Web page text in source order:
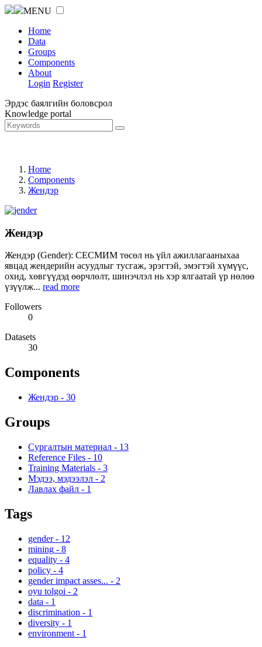
MENU
Home
Data
Groups
Components
About
Login Register
Эрдэс баялгийн боловсрол
Knowledge portal
Home
Components
Жендэр
Жендэр
Жендэр (Gender): СЕСМИМ төсөл нь үйл ажиллагааныхаа
явцад жендерийн асуудлыг тусгаж, эрэгтэй, эмэгтэй хүмүүс,
охид, хөвгүүдэд өөрчлөлт, шинэчлэл нь хэр ялгаатай үр нөлөө
үзүүлж... read more
Followers
0
Datasets
30
Components
Жендэр - 30
Groups
Сургалтын материал - 13
Reference Files - 10
Training Materials - 3
Мэдээ, мэдээлэл - 2
Лавлах файл - 1
Tags
gender - 12
mining - 8
equality - 4
policy - 4
gender impact asses... - 2
oyu tolgoi - 2
data - 1
discrimination - 1
diversity - 1
environment - 1